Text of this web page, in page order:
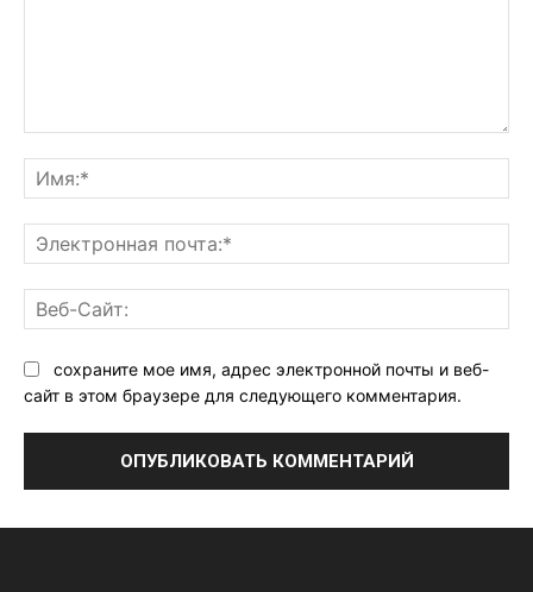
сохраните мое имя, адрес электронной почты и веб-
сайт в этом браузере для следующего комментария.